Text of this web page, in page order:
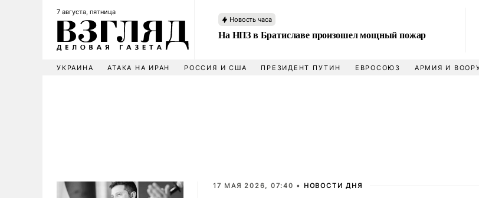
7 августа, пятница
Новость часа
На НПЗ в Братиславе произошел мощный пожар
УКРАИНА АТАКА НА ИРАН РОССИЯ И США ПРЕЗИДЕНТ ПУТИН ЕВРОСОЮЗ АРМИЯ И
17 МАЯ 2026, 07:40 • НОВОСТИ ДНЯ